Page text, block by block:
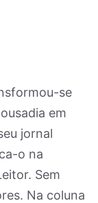
se
em
jornal
o na
Sem
Na coluna